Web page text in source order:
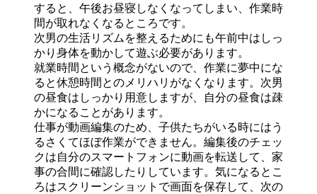
すると、午後お昼寝しなくなってしまい、作業時
間が取れなくなるところです。
次男の生活リズムを整えるためにも午前中はしっ
かり身体を動かして遊ぶ必要があります。
就業時間という概念がないので、作業に夢中にな
ると休憩時間とのメリハリがなくなります。次男
の昼食はしっかり用意しますが、自分の昼食は疎
かになることがあります。
仕事が動画編集のため、子供たちがいる時にはう
るさくてほぼ作業ができません。編集後のチェッ
クは自分のスマートフォンに動画を転送して、家
事の合間に確認したりしています。気になるとこ
ろはスクリーンショットで画面を保存して、次の